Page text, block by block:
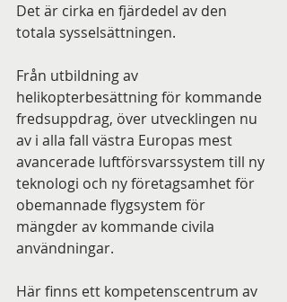
Det är cirka en fjärdedel av den
totala sysselsättningen.
Från utbildning av
helikopterbesättning för kommande
fredsuppdrag, över utvecklingen nu
av i alla fall västra Europas mest
avancerade luftförsvarssystem till ny
teknologi och ny företagsamhet för
obemannade flygsystem för
mängder av kommande civila
användningar.
Här finns ett kompetenscentrum av